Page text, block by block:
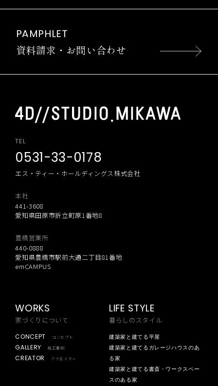
PAMPHLET
資料請求・お問い合わせ
TEL
0531-33-0178
エス・ティー・ホールディングス株式会社
本社
441-3608
愛知県田原市折立町原1番地8
豊橋営業所
440-0888
愛知県豊橋市駅前大通二丁目81番地
emCAMPUS
WORKS
家づくりについて
CONCEPT コンセプト
GALLERY 施工事例
CREATOR クリエイター
LIFE STYLE
暮らしのスタイル
建築家と建てる平屋
建築家と建てるガレージハウスのあ
る家
建築家と建てる書斎・ワークスペー
スのある家